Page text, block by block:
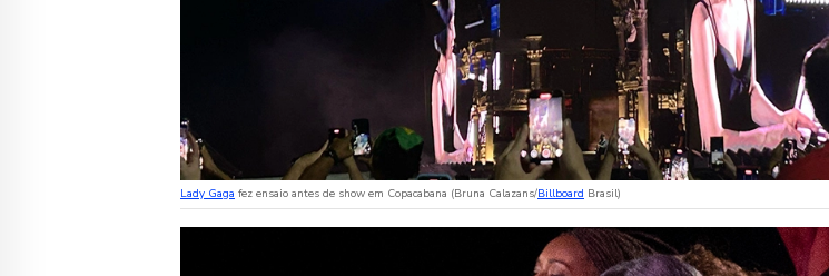
Lady Gaga fez ensaio antes de show em Copacabana (Bruna Calazans/Billboard Brasil)